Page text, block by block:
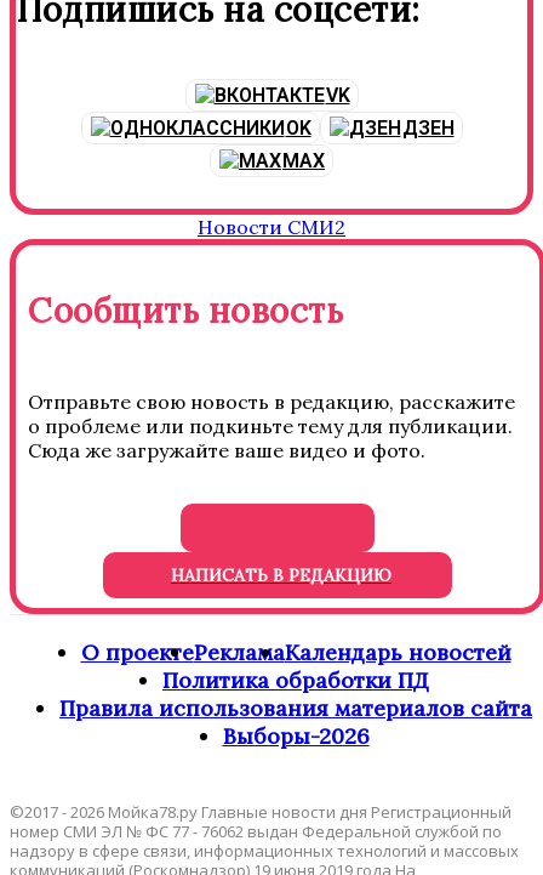
Подпишись на соцсети:
VK
OK
ДЗЕН
MAX
Новости СМИ2
Сообщить новость
Отправьте свою новость в редакцию, расскажите
о проблеме или подкиньте тему для публикации.
Сюда же загружайте ваше видео и фото.
НАПИСАТЬ В РЕДАКЦИЮ
О проектеРекламаКалендарь новостей
Политика обработки ПД
Правила использования материалов сайта
Выборы-2026
©2017 - 2026 Мойка78.ру Главные новости дня Регистрационный
номер СМИ ЭЛ № ФС 77 - 76062 выдан Федеральной службой по
надзору в сфере связи, информационных технологий и массовых
коммуникаций (Роскомнадзор) 19 июня 2019 года На